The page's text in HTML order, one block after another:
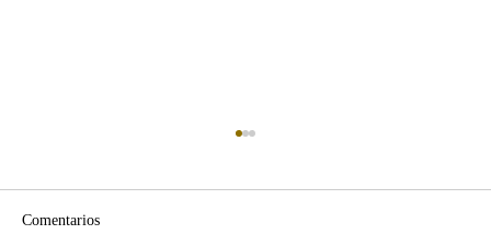
Comentarios